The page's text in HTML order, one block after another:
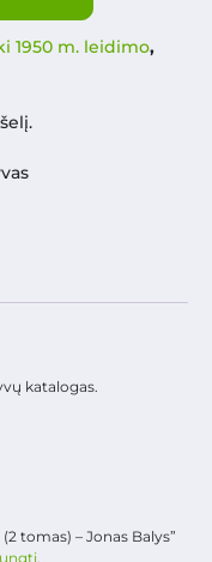
1950 m. leidimo,
katalogas.
tomas) – Jonas Balys”
.